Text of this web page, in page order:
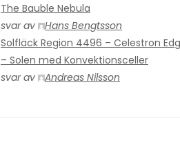
The Bauble Nebula
svar av
Hans Bengtsson
Solfläck Region 4496 – Celestron
– Solen med Konvektionsceller
svar av
Andreas Nilsson